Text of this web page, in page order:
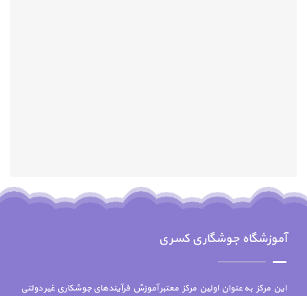
آموزشگاه جوشگاری کسری
این مرکز به عنوان اولین مرکز معتبر آموزش فرآیندهای جوشکاری غیر دولتی